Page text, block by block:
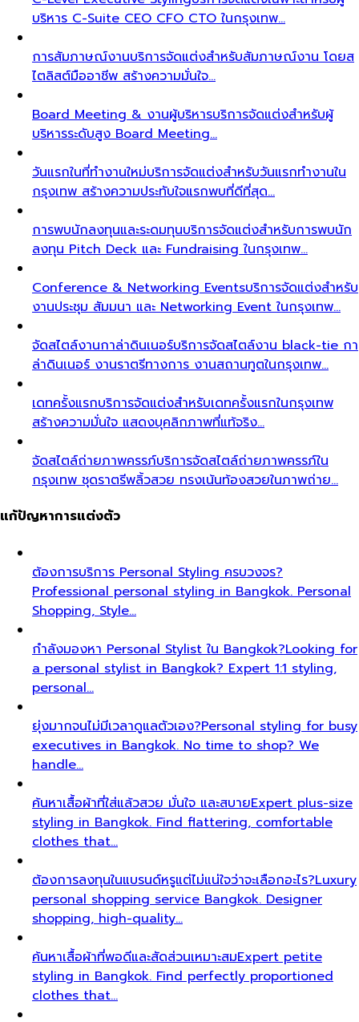
บริหาร C-Suite CEO CFO CTO ในกรุงเทพ…
การสัมภาษณ์งานบริการจัดแต่งสำหรับสัมภาษณ์งาน โดยส
ไตลิสต์มืออาชีพ สร้างความมั่นใจ…
Board Meeting & งานผู้บริหารบริการจัดแต่งสำหรับผู้
บริหารระดับสูง Board Meeting…
วันแรกในที่ทำงานใหม่บริการจัดแต่งสำหรับวันแรกทำงานใน
กรุงเทพ สร้างความประทับใจแรกพบที่ดีที่สุด…
การพบนักลงทุนและระดมทุนบริการจัดแต่งสำหรับการพบนัก
ลงทุน Pitch Deck และ Fundraising ในกรุงเทพ…
Conference & Networking Eventsบริการจัดแต่งสำหรับ
งานประชุม สัมมนา และ Networking Event ในกรุงเทพ…
จัดสไตล์งานกาล่าดินเนอร์บริการจัดสไตล์งาน black-tie กา
ล่าดินเนอร์ งานราตรีทางการ งานสถานทูตในกรุงเทพ…
เดทครั้งแรกบริการจัดแต่งสำหรับเดทครั้งแรกในกรุงเทพ
สร้างความมั่นใจ แสดงบุคลิกภาพที่แท้จริง…
จัดสไตล์ถ่ายภาพครรภ์บริการจัดสไตล์ถ่ายภาพครรภ์ใน
กรุงเทพ ชุดราตรีพลิ้วสวย ทรงเน้นท้องสวยในภาพถ่าย…
แก้ปัญหาการแต่งตัว
ต้องการบริการ Personal Styling ครบวงจร?
Professional personal styling in Bangkok. Personal
Shopping, Style…
กำลังมองหา Personal Stylist ใน Bangkok?Looking for
a personal stylist in Bangkok? Expert 1:1 styling,
personal…
ยุ่งมากจนไม่มีเวลาดูแลตัวเอง?Personal styling for busy
executives in Bangkok. No time to shop? We
handle…
ค้นหาเสื้อผ้าที่ใส่แล้วสวย มั่นใจ และสบายExpert plus-size
styling in Bangkok. Find flattering, comfortable
clothes that…
ต้องการลงทุนในแบรนด์หรูแต่ไม่แน่ใจว่าจะเลือกอะไร?Luxury
personal shopping service Bangkok. Designer
shopping, high-quality…
ค้นหาเสื้อผ้าที่พอดีและสัดส่วนเหมาะสมExpert petite
styling in Bangkok. Find perfectly proportioned
clothes that…